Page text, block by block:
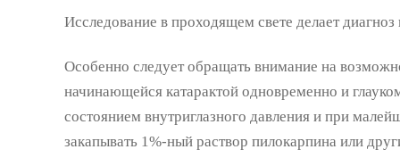
Исследование в проходящем свете делает
Особенно следует обращать внимание на
начинающейся катарактой одновременно и
состоянием внутриглазного давления и при
закапывать 1%-ный раствор пилокарпина или